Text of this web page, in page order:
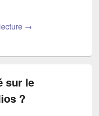
Livret CPF mis à jour
→
sur le
?